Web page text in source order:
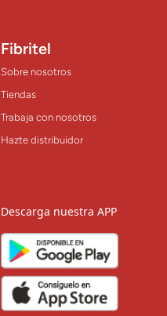
Fibritel
Sobre nosotros
Tiendas
Trabaja con nosotros
Hazte distribuidor
Descarga nuestra APP